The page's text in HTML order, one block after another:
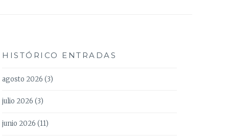
HISTÓRICO ENTRADAS
agosto 2026 (3)
julio 2026 (3)
junio 2026 (11)